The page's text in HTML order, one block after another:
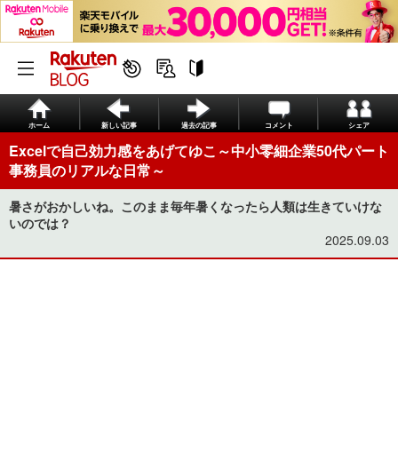
ホーム 新しい記事 過去の記事 コメント シェア
Excelで自己効力感をあげてゆこ～中小零細企業50代パート
事務員のリアルな日常～
暑さがおかしいね。このまま毎年暑くなったら人類は生きていけな
いのでは？
2025.09.03